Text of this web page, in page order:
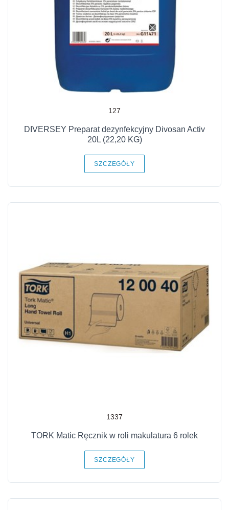
127
DIVERSEY Preparat dezynfekcyjny Divosan Activ
20L (22,20 KG)
SZCZEGÓŁY
1337
TORK Matic Ręcznik w roli makulatura 6 rolek
SZCZEGÓŁY